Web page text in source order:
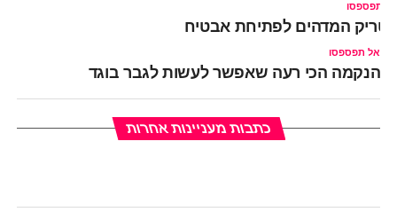
תפספסו
המדהים לפתיחת אבטיח
אל תפספסו
הנקמה הכי רעה שאפשר לעשות לגבר בוגד
כתבות מעניינות אחרות